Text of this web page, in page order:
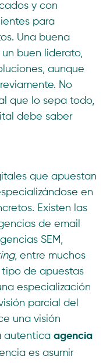
y con
para
Una buena
buen liderato,
aunque
No
que lo sepa todo,
debe saber
que apuestan
en
Existen las
de email
SEM,
, entre muchos
tipo de apuestas
especialización
parcial del
una visión
autenticaagencia
es asumir